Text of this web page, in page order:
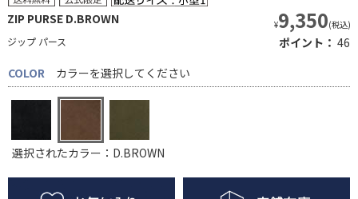
ZIP PURSE D.BROWN
ジップ パース
¥9,350(税込)
ポイント： 46
COLOR
カラーを選択してください
選択されたカラー：D.BROWN